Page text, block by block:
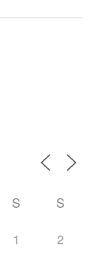
S
S
1 2